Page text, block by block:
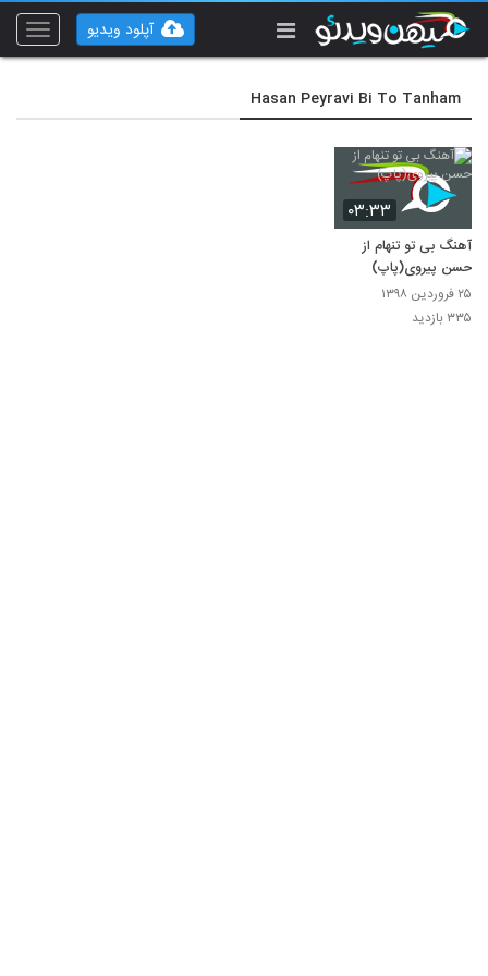
Toggle
آپلود ویدیو
Hasan Peyravi Bi To Tanham
۰۳:۳۳
آهنگ بی تو تنهام از
حسن پیروی(پاپ)
۲۵ فروردین ۱۳۹۸
۳۳۵ بازدید